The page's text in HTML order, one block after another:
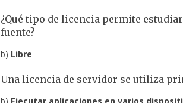
¿Qué tipo de licencia permite
fuente?
b) Libre
Una licencia de servidor se utiliza